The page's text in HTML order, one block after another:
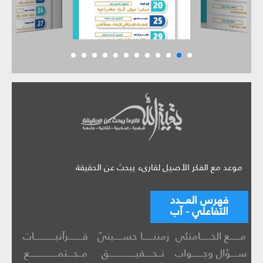
موعد مع الفكر الأصيل لقارىء يبحث عن الحقيقة
فهرس العـــدد
التفاعلي - آب
مــــــع الخــــــامنئي زمننــــــا حســـــينيّ
قــــــــرآنيــــــــــــات
ســــؤال وجــــــواب
تــحــــقيـــــــــــــــق مــجـــتمــــــــــــــــع